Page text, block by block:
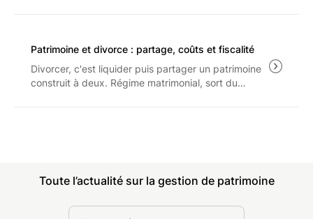
Patrimoine et divorce : partage, coûts et fiscalité
Divorcer, c'est liquider puis partager un patrimoine
construit à deux. Régime matrimonial, sort du
Toute l’actualité sur la gestion de patrimoine